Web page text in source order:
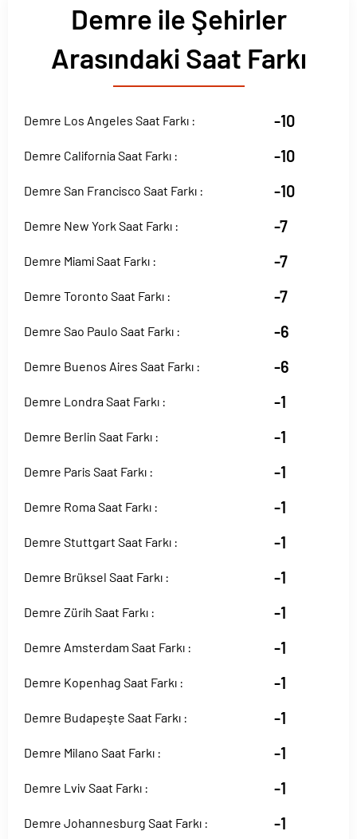
Demre ile Şehirler
Arasındaki Saat Farkı
Demre Los Angeles Saat Farkı : -10
Demre California Saat Farkı : -10
Demre San Francisco Saat Farkı : -10
Demre New York Saat Farkı : -7
Demre Miami Saat Farkı : -7
Demre Toronto Saat Farkı : -7
Demre Sao Paulo Saat Farkı : -6
Demre Buenos Aires Saat Farkı : -6
Demre Londra Saat Farkı : -1
Demre Berlin Saat Farkı : -1
Demre Paris Saat Farkı : -1
Demre Roma Saat Farkı : -1
Demre Stuttgart Saat Farkı : -1
Demre Brüksel Saat Farkı : -1
Demre Zürih Saat Farkı : -1
Demre Amsterdam Saat Farkı : -1
Demre Kopenhag Saat Farkı : -1
Demre Budapeşte Saat Farkı : -1
Demre Milano Saat Farkı : -1
Demre Lviv Saat Farkı : -1
Demre Johannesburg Saat Farkı : -1